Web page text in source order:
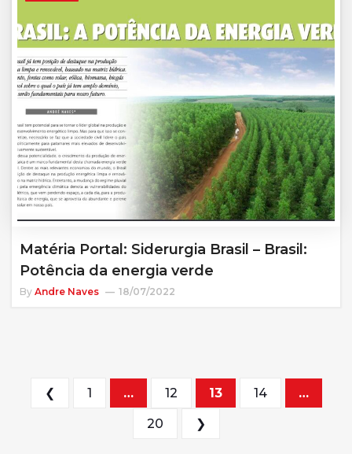
Matéria Portal: Siderurgia Brasil – Brasil:
Potência da energia verde
By Andre Naves 18/07/2022
Paginação de posts
❮ 1 … 12 13 14 …
20 ❯